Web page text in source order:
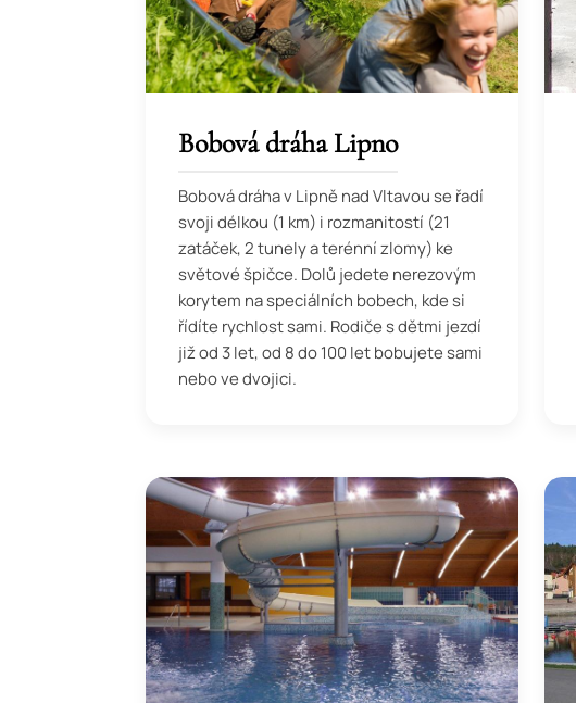
Bobová dráha Lipno
Bobová dráha v Lipně nad Vltavou se řadí
svoji délkou (1 km) i rozmanitostí (21
zatáček, 2 tunely a terénní zlomy) ke
světové špičce. Dolů jedete nerezovým
korytem na speciálních bobech, kde si
řídíte rychlost sami. Rodiče s dětmi jezdí
již od 3 let, od 8 do 100 let bobujete sami
nebo ve dvojici.